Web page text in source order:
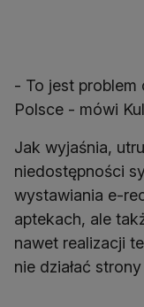
- To jest problem
Polsce - mówi
Jak wyjaśnia,
niedostępności
wystawiania e-
aptekach, ale
nawet realizacji
nie działać